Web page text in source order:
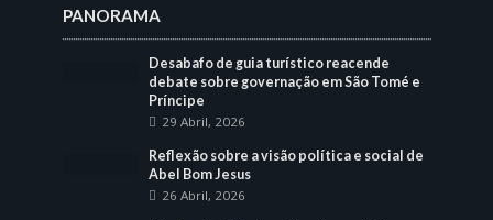
PANORAMA
Desabafo de guia turístico reacende
debate sobre governação em São Tomé e
Príncipe
29 Abril, 2026
Reflexão sobre a visão política e social de
Abel Bom Jesus
26 Abril, 2026